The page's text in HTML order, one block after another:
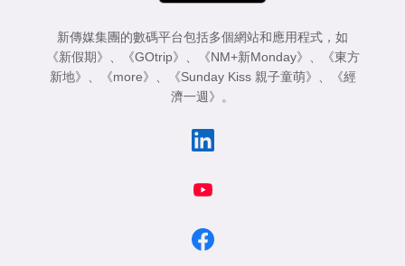
新傳媒集團的數碼平台包括多個網站和應用程式，如
《新假期》 、 《GOtrip》 、 《NM+新Monday》 、
《東方
新地》 、 《more》 、 《Sunday Kiss 親子童萌》 、
《經
濟一週》 。